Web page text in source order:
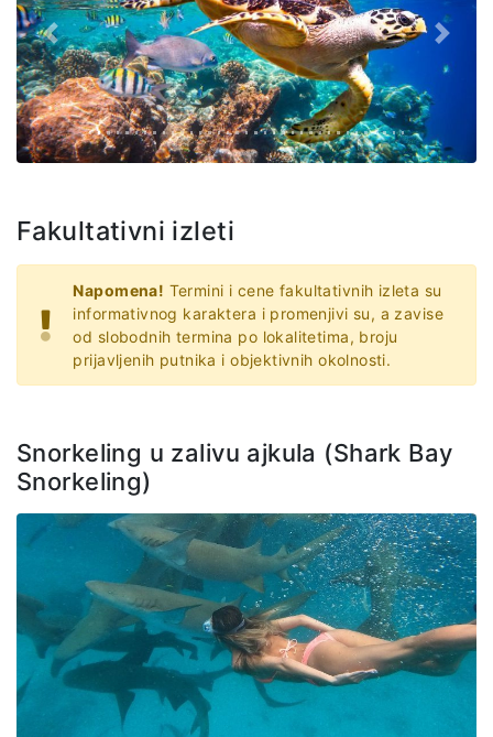
Prethodno
Fakultativni izleti
Napomena! Termini i cene fakultativnih izleta su
informativnog karaktera i promenjivi su, a zavise
od slobodnih termina po lokalitetima, broju
prijavljenih putnika i objektivnih okolnosti.
Snorkeling u zalivu ajkula (Shark Bay
Snorkeling)